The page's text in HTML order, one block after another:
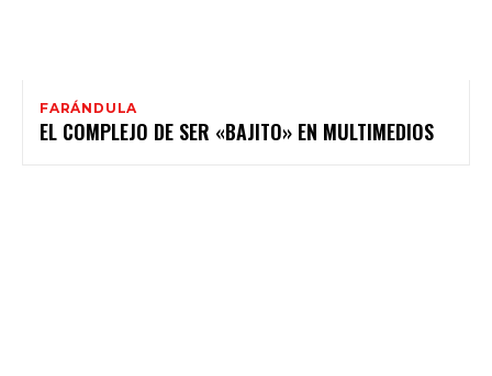
FARÁNDULA
EL COMPLEJO DE SER «BAJITO» EN MULTIMEDIOS